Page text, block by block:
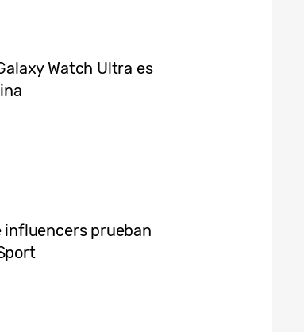
Watch Ultra es
influencers prueban